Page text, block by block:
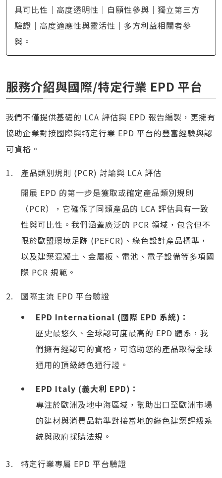
具可比性｜高度透明性｜自願性參與｜獨立第三方
驗證｜高度適應性與靈活性｜多方利益相關者參
與。
服務介紹與國際/特定行業 EPD 平台
我們不僅提供基礎的 LCA 評估與 EPD 報告編製，更擁有
協助企業對接國際與特定行業 EPD 平台的豐富經驗與認
可資格。
產品類別規則 (PCR) 討論與 LCA 評估
開展 EPD 的第一步是獲取或確定產品類別規則
（PCR），它確保了同類產品的 LCA 評估具有一致
性與可比性。我們涵蓋廣泛的 PCR 領域，包含但不
限於歐盟環境足跡 (PEFCR)、綠色設計產品標準，
以及建築混凝土、金屬板、電池、電子設備等多項國
際 PCR 規範。
國際主流 EPD 平台驗證
EPD International (國際 EPD 系統)：
歷史最悠久、全球認可度最高的 EPD 體系，我
們擁有經認可的資格，可協助您的產品取得全球
通用的頂級綠色通行證。
EPD Italy (義大利 EPD)：
專注於歐洲及地中海區域，幫助出口至歐洲市場
的建材與消費品精準對接當地的綠色建築評級系
統與政府採購法規。
特定行業專屬 EPD 平台驗證